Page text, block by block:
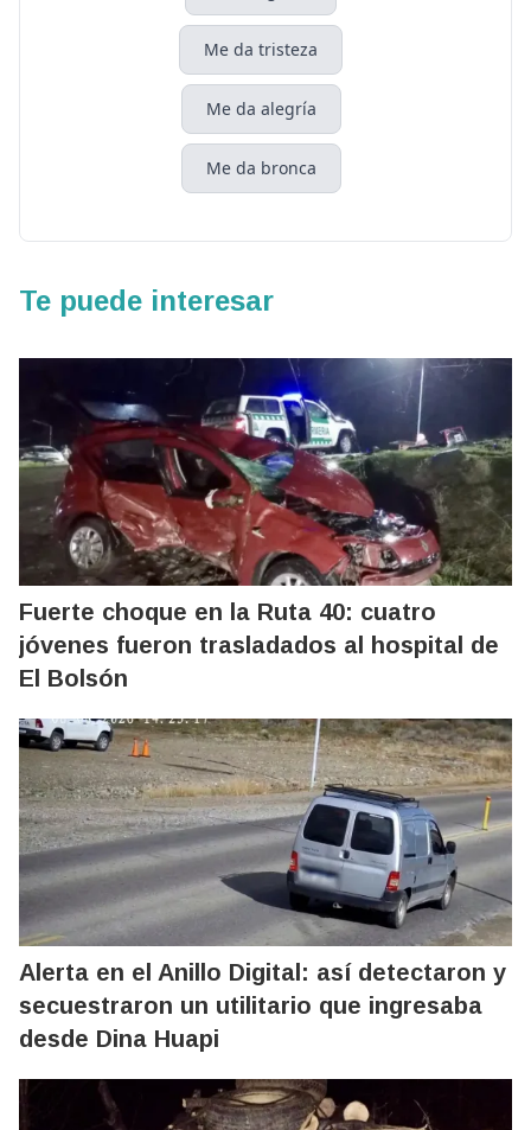
Me da tristeza
Me da alegría
Me da bronca
Te puede interesar
Fuerte choque en la Ruta 40: cuatro
jóvenes fueron trasladados al hospital de
El Bolsón
Alerta en el Anillo Digital: así detectaron y
secuestraron un utilitario que ingresaba
desde Dina Huapi